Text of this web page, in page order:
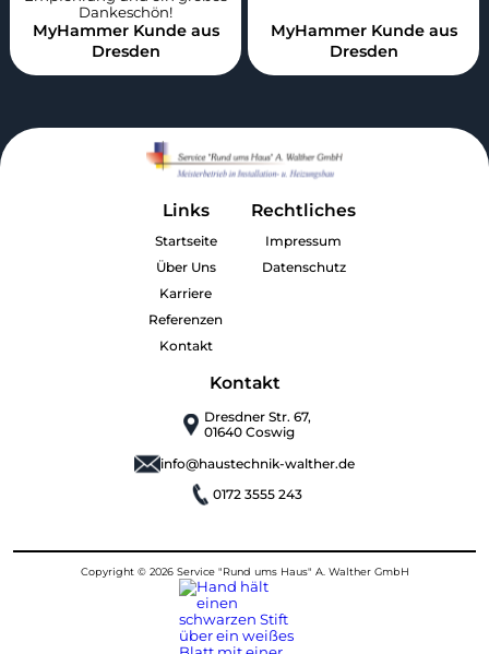
Dankeschön!
MyHammer Kunde aus
Dresden
MyHammer Kunde aus
Dresden
Links
Startseite
Über Uns
Karriere
Referenzen
Kontakt
Rechtliches
Impressum
Datenschutz
Kontakt
Dresdner Str. 67,
01640 Coswig
info@haustechnik-walther.de
0172 3555 243
Copyright © 2026Service "Rund ums Haus" A. Walther GmbH